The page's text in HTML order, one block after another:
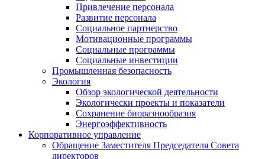
Привлечение персонала
Развитие персонала
Социальное партнерство
Мотивационные программы
Социальные программы
Социальные инвестиции
Промышленная безопасность
Экология
Обзор экологической деятельности
Экологически проекты и показатели
Сохранение биоразнообразия
Энергоэффективность
Корпоративное управление
Обращение Заместителя Председателя Совета
директоров